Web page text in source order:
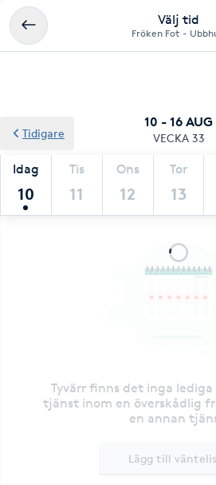
Välj tid
Fröken Fot -
10 - 16 AUG
VECKA 33
Idag
10
Tis
11
Ons
12
Tor
13
Tidigare
Tyvärr finns det inga
tjänst inom en överskådlig
en annan
Lägg till